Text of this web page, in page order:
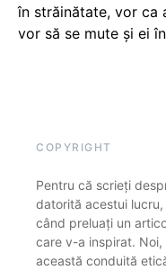
în străinătate, vor ca
vor să se mute și ei
COPYRIGHT
Pentru că scrieți
datorită acestui
când preluați un
care v-a inspirat. Noi,
această conduită